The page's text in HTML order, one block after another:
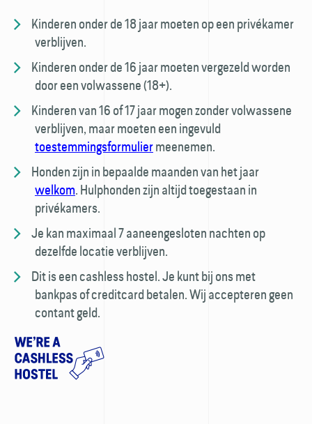
Kinderen onder de 18 jaar moeten op een privé­kamer
verblijven.
Kinderen onder de 16 jaar moeten vergezeld worden
door een volwassene (18+).
Kinderen van 16 of 17 jaar mogen zonder volwassene
verblijven, maar moeten een ingevuld
toestemmings­formuliermeenemen.
Honden zijn in bepaalde maanden van het jaar
welkom. Hulp­honden zijn altijd toegestaan in
privékamers.
Je kan maximaal 7 aaneengesloten nachten op
dezelfde locatie verblijven.
Dit is een cashless hostel. Je kunt bij ons met
bankpas of creditcard betalen. Wij accepteren geen
contant geld.